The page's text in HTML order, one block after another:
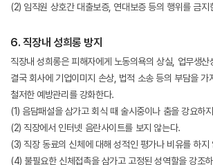
(2) 임직원 상호간 대출보증, 연대보증 등의 행위를 금지
6. 직장내 성희롱 방지
직장내 성희롱은 피해자에게 노동의욕의 상실, 업무생산
결국 회사에 기업이미지 손상, 법적 소송 등의 부담을 가
철저한 예방관리를 강화한다.
(1) 음담패설을 삼가고 회식 때 술시중이나 춤을 강요하
(2) 직장에서 인터넷 음란사이트를 보지 않는다.
(3) 직장 동료의 신체에 대해 성적인 평가나 비유를 하지
(4) 불필요한 신체접촉을 삼가고 고정된 성역할을 강조